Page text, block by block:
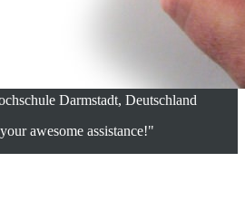
Darmstadt, Deutschland
awesome assistance!"